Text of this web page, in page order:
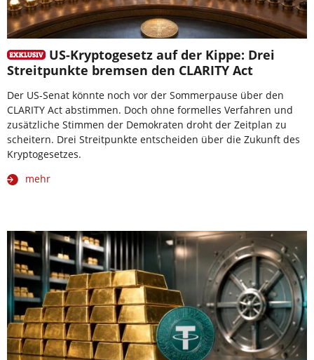
US-Kryptogesetz auf der Kippe: Drei
Streitpunkte bremsen den CLARITY Act
Der US-Senat könnte noch vor der Sommerpause über den
CLARITY Act abstimmen. Doch ohne formelles Verfahren und
zusätzliche Stimmen der Demokraten droht der Zeitplan zu
scheitern. Drei Streitpunkte entscheiden über die Zukunft des
Kryptogesetzes.
mehr